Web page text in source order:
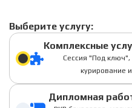
Выберите услугу:
Комплексные
Сессия "Под ключ",
курирование
Дипломная